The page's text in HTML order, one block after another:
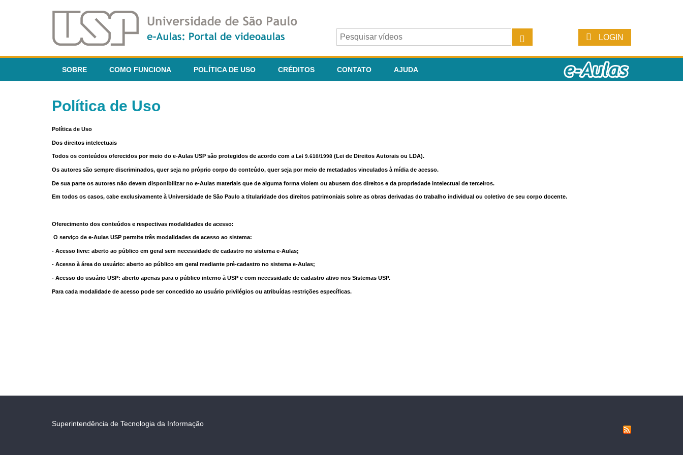
LOGIN
SOBRE COMO FUNCIONA POLÍTICA DE USO CRÉDITOS CONTATO AJUDA
Política de Uso
Política de Uso
Dos direitos intelectuais
Todos os conteúdos oferecidos por meio do e-Aulas USP são protegidos de acordo com a Lei 9.610/1998 (Lei de Direitos Autorais ou LDA).
Os autores são sempre discriminados, quer seja no próprio corpo do conteúdo, quer seja por meio de metadados vinculados à mídia de acesso.
De sua parte os autores não devem disponibilizar no e-Aulas materiais que de alguma forma violem ou abusem dos direitos e da propriedade intelectual de terceiros.
Em todos os casos, cabe exclusivamente à Universidade de São Paulo a titularidade dos direitos patrimoniais sobre as obras derivadas do trabalho individual ou coletivo de seu corpo docente.
Oferecimento dos conteúdos e respectivas modalidades de acesso:
O serviço de e-Aulas USP permite três modalidades de acesso ao sistema:
- Acesso livre: aberto ao público em geral sem necessidade de cadastro no sistema e-Aulas;
- Acesso à área do usuário: aberto ao público em geral mediante pré-cadastro no sistema e-Aulas;
- Acesso do usuário USP: aberto apenas para o público interno à USP e com necessidade de cadastro ativo nos Sistemas USP.
Para cada modalidade de acesso pode ser concedido ao usuário privilégios ou atribuídas restrições específicas.
Superintendência de Tecnologia da Informação